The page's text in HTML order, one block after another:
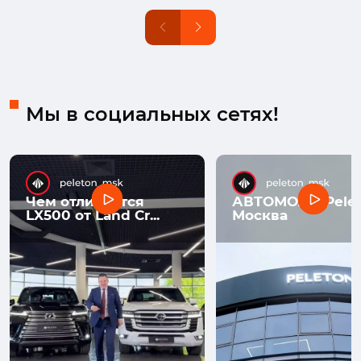
Мы в социальных сетях!
Чем отличается
LX500 от Land Cr...
АВТОМОЛЛ
Москва